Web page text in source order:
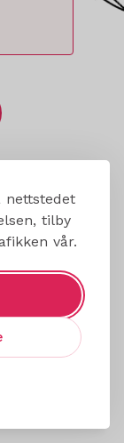
nettstedet
tilby
vår.